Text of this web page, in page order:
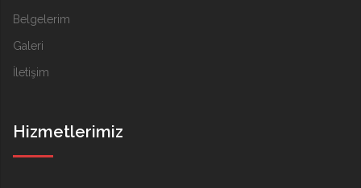
Belgelerim
Galeri
İletişim
Hizmetlerimiz